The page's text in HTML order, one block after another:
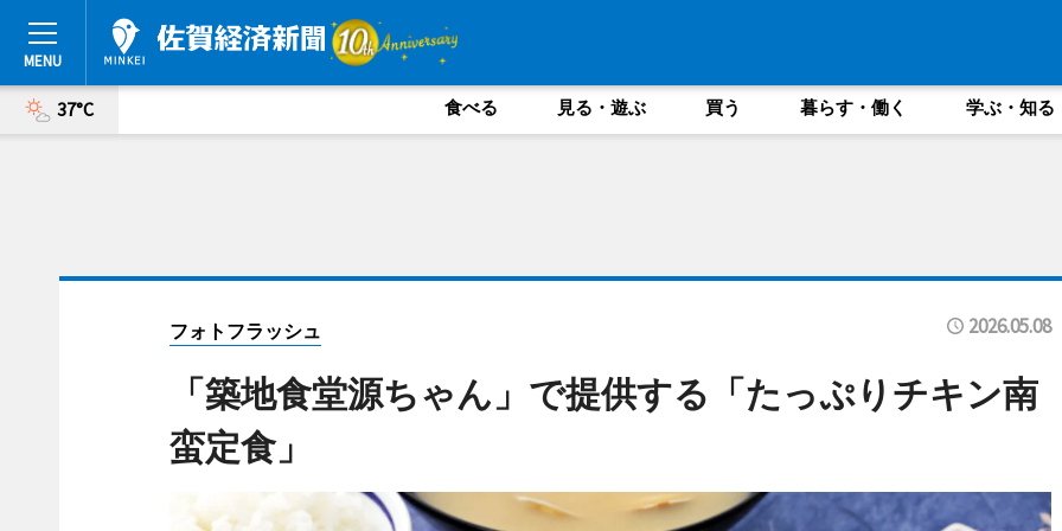
37°C 食べる 見る・遊ぶ 買う 暮らす・働く 学ぶ・知る
フォトフラッシュ 2026.05.08
「築地食堂源ちゃん」で提供する「たっぷりチキン南
蛮定食」